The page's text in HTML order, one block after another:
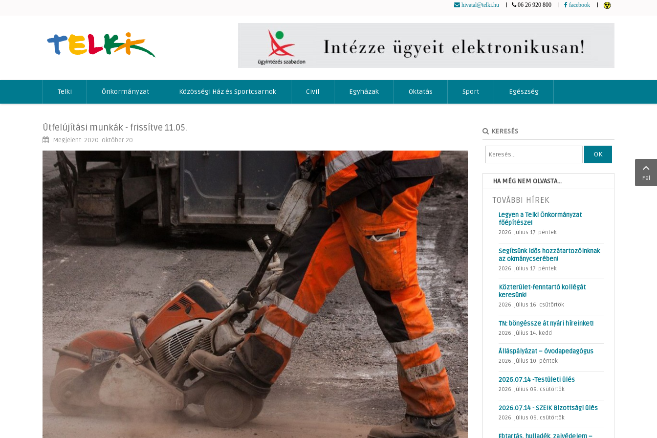
hivatal@telki.hu 06 26 920 800 facebook
Telki Önkormányzat Közösségi Ház és Sportcsarnok Civil Egyházak Oktatás Sport Egészség
Útfelújítási munkák - frissítve 11.05.
Megjelent: 2020. október 20.
KERESÉS
OK
HA MÉG NEM OLVASTA...
TOVÁBBI HÍREK
Legyen a Telki Önkormányzat
főépítésze!
2026. július 17. péntek
Segítsünk idős hozzátartozóinknak
az okmánycserében!
2026. július 17. péntek
Közterület-fenntartó kollégát
keresünk!
2026. július 16. csütörtök
TN: böngéssze át nyári híreinket!
2026. július 14. kedd
Álláspályázat – óvodapedagógus
2026. július 10. péntek
2026.07.14 -Testületi ülés
2026. július 09. csütörtök
2026.07.14 - SZEIK Bizottsági ülés
2026. július 09. csütörtök
Ebtartás, hulladék, zajvédelem –
Fel